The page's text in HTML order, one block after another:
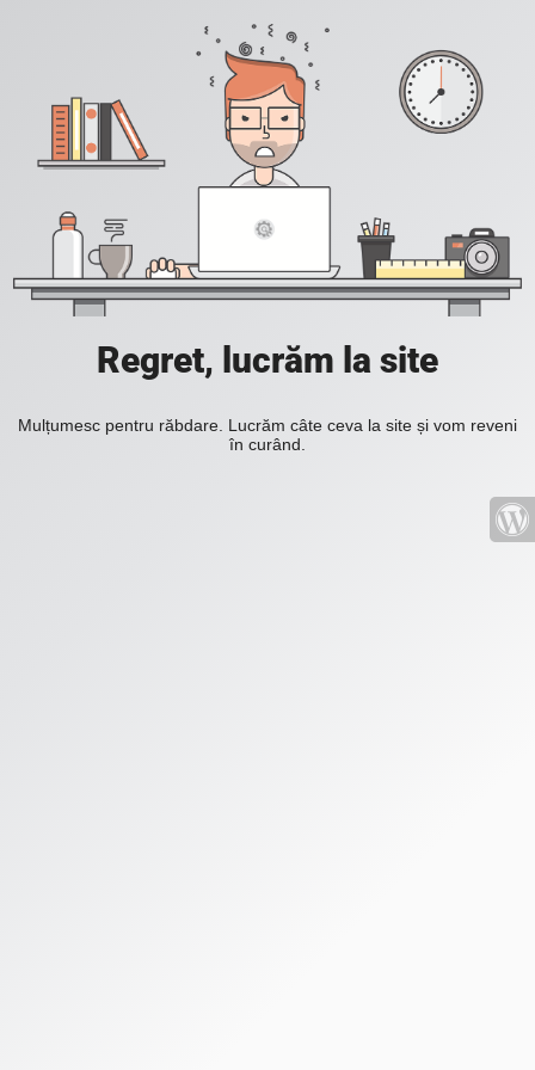
Regret, lucrăm la site
Mulțumesc pentru răbdare. Lucrăm câte ceva la site și vom reveni
în curând.